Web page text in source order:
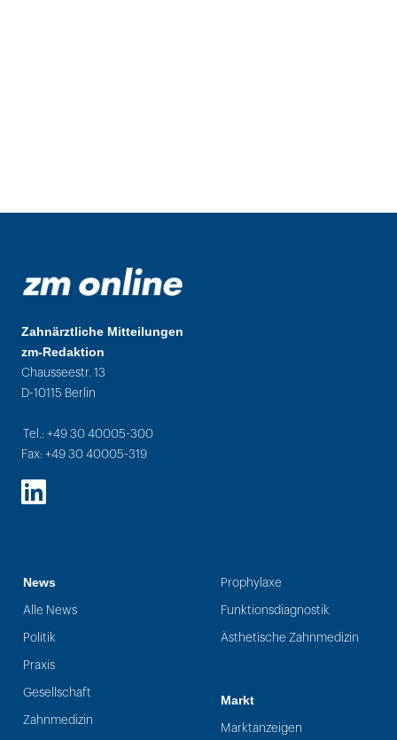
Zahnärztliche Mitteilungen
zm-Redaktion
Chausseestr. 13
D-10115 Berlin
Tel.: +49 30 40005-300
Fax: +49 30 40005-319
LinkedIn
News
Alle News
Politik
Praxis
Gesellschaft
Zahnmedizin
Prophylaxe
Funktionsdiagnostik
Ästhetische Zahnmedizin
Markt
Marktanzeigen